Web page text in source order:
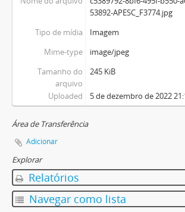
53892-APESC_F3774.jpg
Tipo de mídia
Imagem
Mime-type
image/jpeg
Tamanho do
arquivo
245 KiB
Uploaded 5 de dezembro de 2022
Área de Transferência
Adicionar
Explorar
Relatórios
Navegar como lista